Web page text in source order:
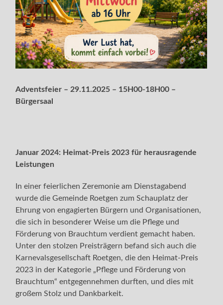
Adventsfeier – 29.11.2025 – 15H00-18H00 –
Bürgersaal
Januar 2024: Heimat-Preis 2023 für herausragende
Leistungen
In einer feierlichen Zeremonie am Dienstagabend
wurde die Gemeinde Roetgen zum Schauplatz der
Ehrung von engagierten Bürgern und Organisationen,
die sich in besonderer Weise um die Pflege und
Förderung von Brauchtum verdient gemacht haben.
Unter den stolzen Preisträgern befand sich auch die
Karnevalsgesellschaft Roetgen, die den Heimat-Preis
2023 in der Kategorie „Pflege und Förderung von
Brauchtum“ entgegennehmen durften, und dies mit
großem Stolz und Dankbarkeit.